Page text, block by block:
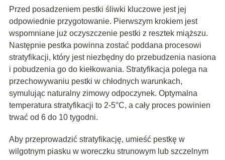
Przed posadzeniem pestki śliwki kluczowe jest jej
odpowiednie przygotowanie. Pierwszym krokiem jest
wspomniane już oczyszczenie pestki z resztek miąższu.
Następnie pestka powinna zostać poddana procesowi
stratyfikacji, który jest niezbędny do przebudzenia nasiona
i pobudzenia go do kiełkowania. Stratyfikacja polega na
przechowywaniu pestki w chłodnych warunkach,
symulując naturalny zimowy odpoczynek. Optymalna
temperatura stratyfikacji to 2-5°C, a cały proces powinien
trwać od 6 do 10 tygodni.
Aby przeprowadzić stratyfikację, umieść pestkę w
wilgotnym piasku w woreczku strunowym lub szczelnym